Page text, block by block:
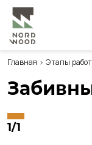
Строка
Главная Этапы работ
1/1